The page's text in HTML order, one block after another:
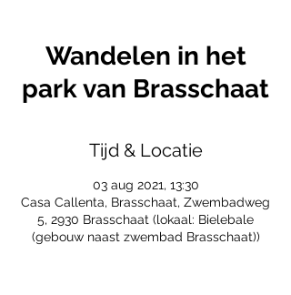
Wandelen in het
park van Brasschaat
Tijd & Locatie
03 aug 2021, 13:30
Casa Callenta, Brasschaat, Zwembadweg
5, 2930 Brasschaat (lokaal: Bielebale
(gebouw naast zwembad Brasschaat))